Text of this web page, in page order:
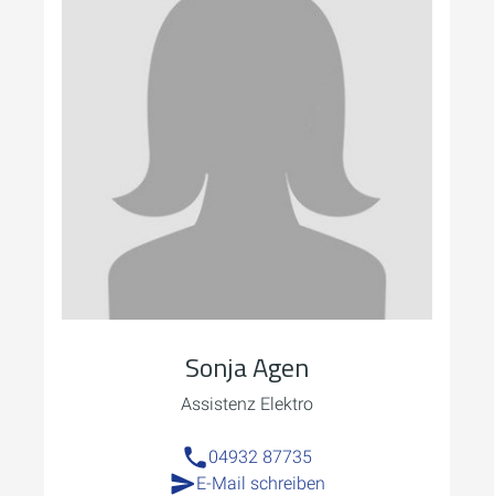
Sonja Agen
Assistenz Elektro
04932 87735
E-Mail schreiben